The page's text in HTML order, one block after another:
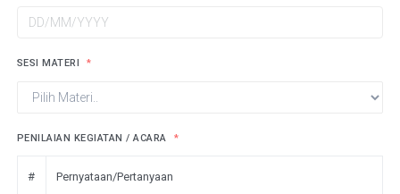
SESI MATERI
PENILAIAN KEGIATAN / ACARA
# Pernyataan/Pertanyaan